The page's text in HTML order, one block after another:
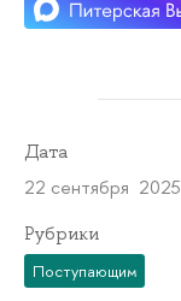
Дата
22 сентября 2025
Рубрики
Поступающим